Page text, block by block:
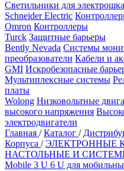
Светильники для
Schneider Electric
Omron Контроллеры
Turck Защитные барьеры
Bently Nevada Системы
преобразователи Кабели и
GMI Искробезопасные
Мультиплексные системы
платы
Wolong Низковольтные
высокого напряжения
электродвигатели
Главная / Каталог /
Корпуса / ЭЛЕКТРОННЫЕ
НАСТОЛЬНЫЕ И
Mobile 3 U 6 U для